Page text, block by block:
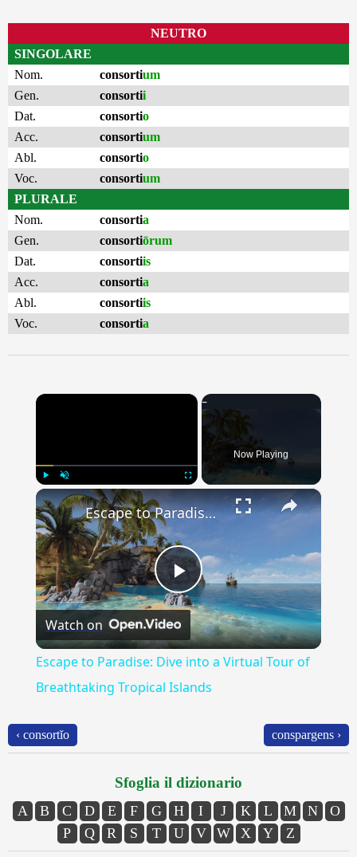
NEUTRO
SINGOLARE
Nom.
consortium
Gen.
consortii
Dat.
consortio
Acc.
consortium
Abl.
consortio
Voc.
consortium
PLURALE
Nom.
consortia
Gen.
consortiōrum
Dat.
consortiis
Acc.
consortia
Abl.
consortiis
Voc.
consortia
×
Unmute
Now Playing
×
Play
Video
Escape to Paradise: Dive into a Virtual Tour of Breathtaking Tropical Islands
Watch on
Escape to Paradise: Dive into a Virtual Tour of
Breathtaking Tropical Islands
‹ consortĭo conspargens ›
Sfoglia il dizionario
A B C D E F G H I J K L M N
O
P
Q R S T U V W X Y Z